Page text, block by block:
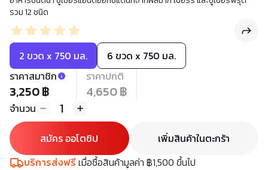
รวม 12 ชนิด
2 ขวด x 750 มล.
6 ขวด x 750 มล.
ราคาสมาชิก
3,250 ฿
ราคาปกติ
4,650 ฿
จำนวน 1
สมัคร ออโตชิป
เพิ่มสินค้าในตะกร้า
บริการส่งฟรีเมื่อซื้อสินค้ามูลค่า ฿1,500 ขึ้นไป